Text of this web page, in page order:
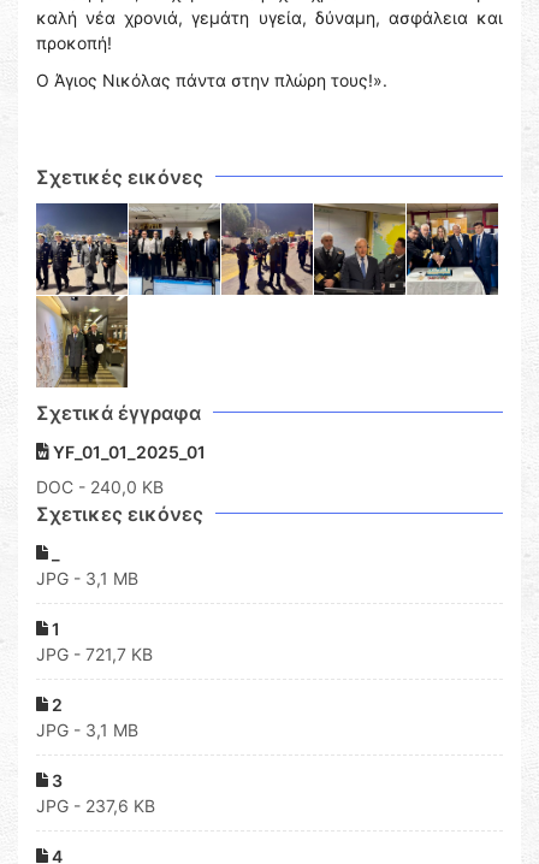
καλή νέα χρονιά, γεμάτη υγεία, δύναμη, ασφάλεια και
προκοπή!
Ο Άγιος Νικόλας πάντα στην πλώρη τους!».
Σχετικές εικόνες
Σχετικά έγγραφα
YF_01_01_2025_01
DOC - 240,0 KB
Σχετικες εικόνες
JPG - 3,1 MB
1
JPG - 721,7 KB
2
JPG - 3,1 MB
3
JPG - 237,6 KB
4